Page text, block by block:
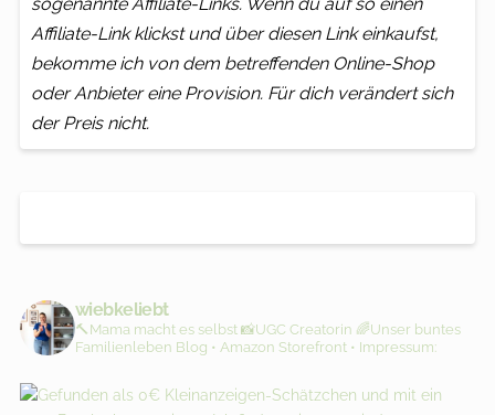
Affiliate-Link klickst und über diesen Link einkaufst,
bekomme ich von dem betreffenden Online-Shop
oder Anbieter eine Provision. Für dich verändert sich
der Preis nicht.
wiebkeliebt
🔨Mama macht es selbst📸UGC Creatorin 🌈Unser buntes
Familienleben Blog • Amazon Storefront • Impressum: